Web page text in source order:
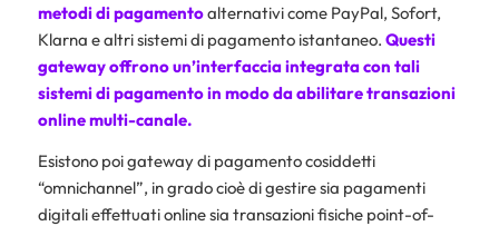
metodi di pagamentoalternativi come PayPal, Sofort,
Klarna e altri sistemi di pagamento istantaneo. Questi
gateway offrono un’interfaccia integrata con tali
sistemi di pagamento in modo da abilitare transazioni
online multi-canale.
Esistono poi gateway di pagamento cosiddetti
“omnichannel”, in grado cioè di gestire sia pagamenti
digitali effettuati online sia transazioni fisiche point-of-